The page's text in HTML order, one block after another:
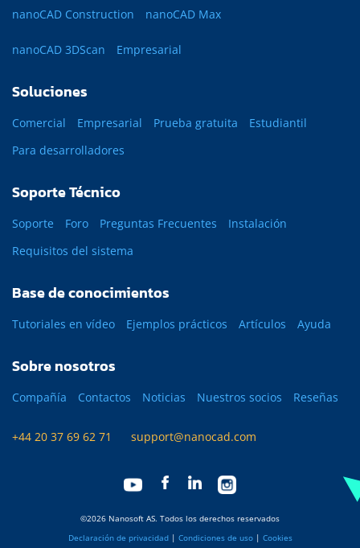
nanoCAD Construction
nanoCAD Max
nanoCAD 3DScan Empresarial
Soluciones
Comercial Empresarial Prueba gratuita
Estudiantil
Para desarrolladores
Soporte Técnico
Soporte Foro Preguntas Frecuentes
Instalación
Requisitos del sistema
Base de conocimientos
Tutoriales en vídeo Ejemplos prácticos Artículos Ayuda
Sobre nosotros
Compañía Contactos Noticias Nuestros socios Reseñas
+44 20 37 69 62 71 support@nanocad.com
©2026 Nanosoft AS. Todos los derechos reservados
Declaración de privacidad| Condiciones de uso| Cookies